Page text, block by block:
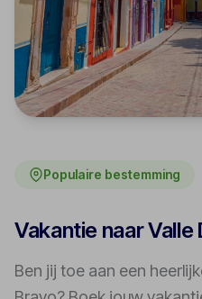
Populaire bestemming
Vakantie naar Valle
Ben jij toe aan een